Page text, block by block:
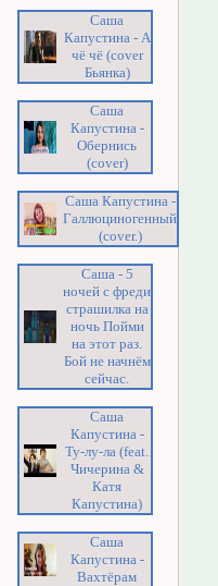
Саша
Капустина - А
чё чё (cover
Бьянка)
Саша
Капустина -
Обернись
(cover)
Саша Капустина -
Галлюциногенный
(cover.)
Саша - 5
ночей с фреди
страшилка на
ночь Пойми
на этот раз.
Бой не начнём
сейчас.
Саша
Капустина -
Ту-лу-ла (feat.
Чичерина &
Катя
Капустина)
Саша
Капустина -
Вахтёрам